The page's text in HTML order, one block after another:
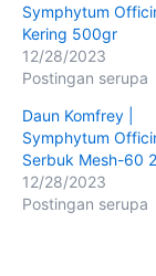
Symphytum
Kering 500gr
12/28/2023
Postingan serupa
Daun Komfrey |
Symphytum
Serbuk Mesh-60
12/28/2023
Postingan serupa